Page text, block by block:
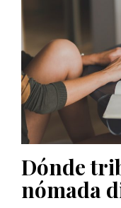
Dónde
nómada